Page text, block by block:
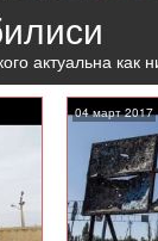
актуальна
04 март 2017